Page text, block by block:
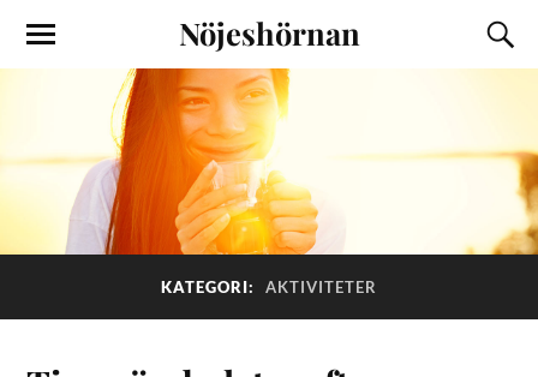
Nöjeshörnan
KATEGORI: AKTIVITETER